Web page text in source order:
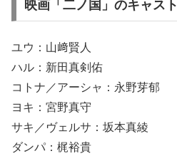
映画「二ノ国」のキャスト
ユウ：山﨑賢人
ハル：新田真剣佑
コトナ／アーシャ：永野芽郁
ヨキ：宮野真守
サキ／ヴェルサ：坂本真綾
ダンパ：梶裕貴